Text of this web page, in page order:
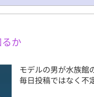
か
モデルの男が水族館
毎日投稿ではなく不